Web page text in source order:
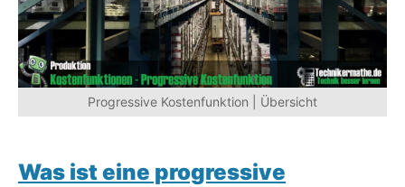
Progressive Kostenfunktion | Übersicht
Was ist eine progressive